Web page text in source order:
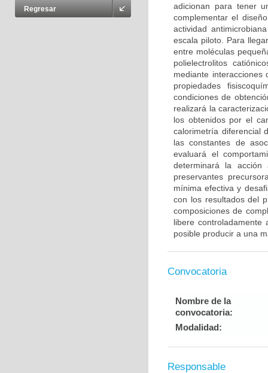
Regresar
adicionan para tener
complementar el
actividad
escala piloto. Para
entre moléculas
polielectrolitos
mediante interacciones
propiedades
condiciones de
realizará la
los obtenidos por el
calorimetría diferencial
las constantes de
evaluará el
determinará la acción
preservantes
mínima efectiva y
con los resultados del
composiciones de
libere controladamente
posible producir a una
Convocatoria
Nombre de la
convocatoria:
Modalidad:
Responsable